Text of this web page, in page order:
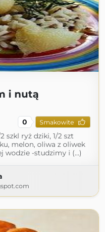
i nutą
0 Smakowite
szkl ryż dziki, 1/2 szt
melon, oliwa z oliwek
wodzie -studzimy i (...)